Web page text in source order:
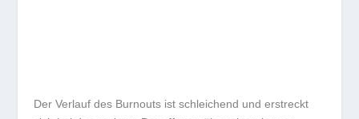
Der Verlauf des Burnouts ist schleichend und erstreckt